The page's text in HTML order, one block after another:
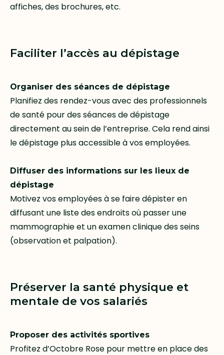
affiches, des brochures, etc.
Faciliter l’accès au dépistage
Organiser des séances de dépistage
Planifiez des rendez-vous avec des professionnels
de santé pour des séances de dépistage
directement au sein de l’entreprise. Cela rend ainsi
le dépistage plus accessible à vos employées.
Diffuser des informations sur les lieux de
dépistage
Motivez vos employées à se faire dépister en
diffusant une liste des endroits où passer une
mammographie et un examen clinique des seins
(observation et palpation).
Préserver la santé physique et
mentale de vos salariés
Proposer des activités sportives
Profitez d’Octobre Rose pour mettre en place des